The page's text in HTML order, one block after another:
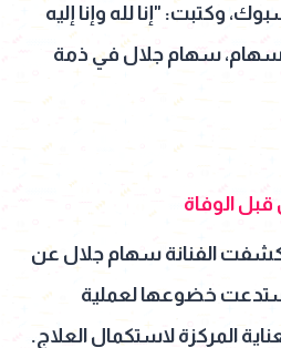
وكتبت: "إنا لله وإنا إليه
سهام، سهام جلال في ذمة
الوفاة
الفنانة سهام جلال عن
خضوعها لعملية
المركزة لاستكمال العلاج.